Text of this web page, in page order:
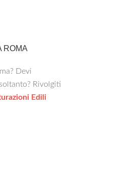
ROMA
Devi
Rivolgiti
Edili